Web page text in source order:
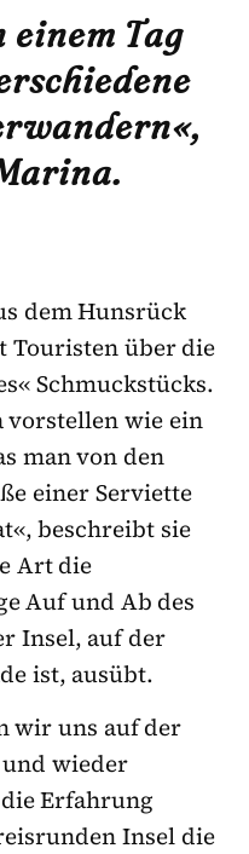
einem Tag
dem Hunsrück
Touristen über die
Schmuckstücks.
vorstellen wie ein
man von den
einer Serviette
beschreibt sie
Art die
Auf und Ab des
Insel, auf der
ist, ausübt.
wir uns auf der
wieder
Erfahrung
Insel die